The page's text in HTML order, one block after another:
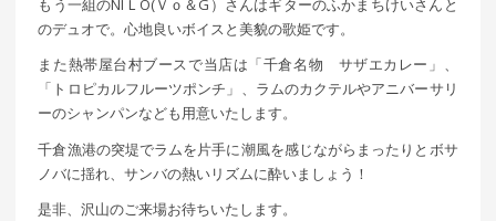
もう一組のNIＬO(Ｖｏ＆G）さんはギターのふかまちけいさんと
のデュオで。心地良いボイスと美貌の歌姫です。
また熱帯屋台村ブースで当店は「千倉名物 サザエカレー」、
「トロピカルフルーツポンチ」、ラムのカクテルやアニバーサリ
ーのシャンパンなども用意いたします。
千倉漁港の突堤でラムを片手に潮風を感じながらまったりとボサ
ノバに揺れ、サンバの熱いリズムに酔いましょう！
是非、沢山のご来場お待ちいたします。